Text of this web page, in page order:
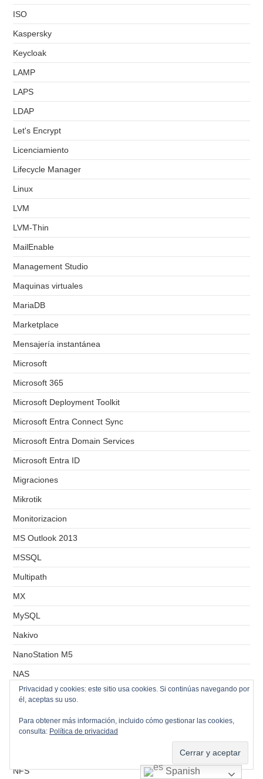
ISO
Kaspersky
Keycloak
LAMP
LAPS
LDAP
Let's Encrypt
Licenciamiento
Lifecycle Manager
Linux
LVM
LVM-Thin
MailEnable
Management Studio
Maquinas virtuales
MariaDB
Marketplace
Mensajería instantánea
Microsoft
Microsoft 365
Microsoft Deployment Toolkit
Microsoft Entra Connect Sync
Microsoft Entra Domain Services
Microsoft Entra ID
Migraciones
Mikrotik
Monitorizacion
MS Outlook 2013
MSSQL
Multipath
MX
MySQL
Nakivo
NanoStation M5
NAS
NAT-PAT
Newsletter
NFS Spanish
Privacidad y cookies: este sitio usa cookies. Si continúas navegando por
él, aceptas su uso.
Para obtener más información, incluido cómo gestionar las cookies,
consulta: Política de privacidad